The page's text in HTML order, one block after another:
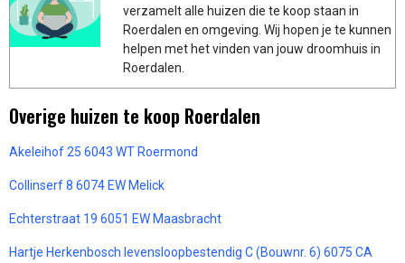
verzamelt alle huizen die te koop staan in
Roerdalen en omgeving. Wij hopen je te kunnen
helpen met het vinden van jouw droomhuis in
Roerdalen.
Overige huizen te koop Roerdalen
Akeleihof 25 6043 WT Roermond
Collinserf 8 6074 EW Melick
Echterstraat 19 6051 EW Maasbracht
Hartje Herkenbosch levensloopbestendig C (Bouwnr. 6) 6075 CA